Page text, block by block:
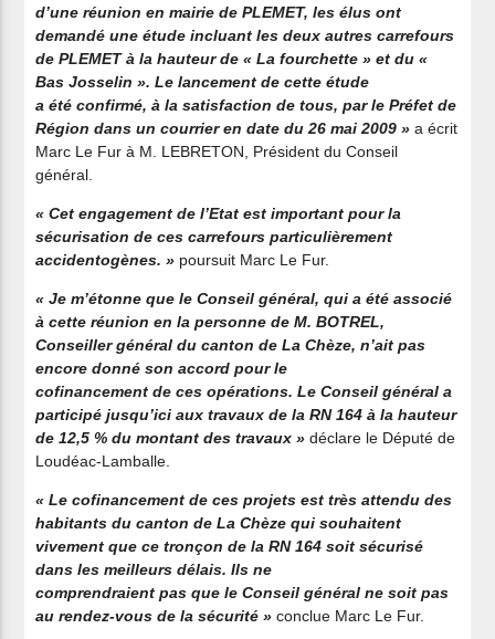
d’une réunion en mairie de PLEMET, les élus ont
demandé une étude incluant les deux autres carrefours
de PLEMET à la hauteur de « La fourchette » et du «
Bas Josselin ». Le lancement de cette étude
a été confirmé, à la satisfaction de tous, par le Préfet de
Région dans un courrier en date du 26 mai 2009 » a écrit
Marc Le Fur à M. LEBRETON, Président du Conseil
général.
« Cet engagement de l’Etat est important pour la
sécurisation de ces carrefours particulièrement
accidentogènes. » poursuit Marc Le Fur.
« Je m’étonne que le Conseil général, qui a été associé
à cette réunion en la personne de M. BOTREL,
Conseiller général du canton de La Chèze, n’ait pas
encore donné son accord pour le
cofinancement de ces opérations. Le Conseil général a
participé jusqu’ici aux travaux de la RN 164 à la hauteur
de 12,5 % du montant des travaux » déclare le Député de
Loudéac-Lamballe.
« Le cofinancement de ces projets est très attendu des
habitants du canton de La Chèze qui souhaitent
vivement que ce tronçon de la RN 164 soit sécurisé
dans les meilleurs délais. Ils ne
comprendraient pas que le Conseil général ne soit pas
au rendez-vous de la sécurité » conclue Marc Le Fur.